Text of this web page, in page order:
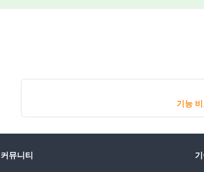
기능
커뮤니티